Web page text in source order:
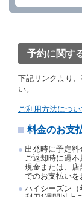
を１時間
約取消手
予約取消
約申込
当社の都
約申込金
若しくは
たものと
金を返還
第５条（代
予約に関す
下記リンクより
い。
ご利用方法につい
料金のお支
出発時に予定料
ご返却時に過不
現金または、店
でのお支払いを
ハイシーズン